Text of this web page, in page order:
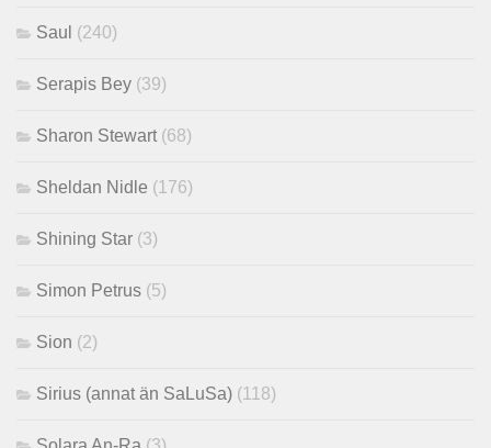
Saul (240)
Serapis Bey (39)
Sharon Stewart (68)
Sheldan Nidle (176)
Shining Star (3)
Simon Petrus (5)
Sion (2)
Sirius (annat än SaLuSa) (118)